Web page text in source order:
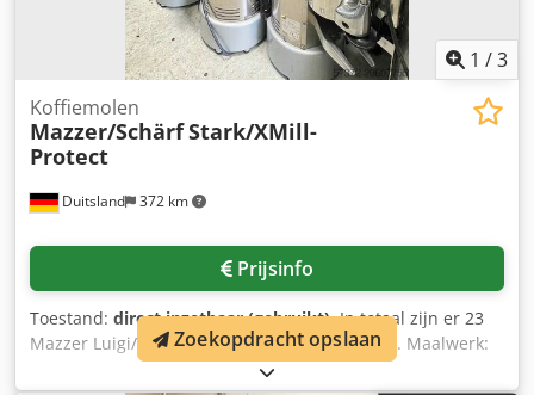
1 /3
Duitsland 372 km
Koffiemolen
Mazzer/SchärfStark/XMill-
Protect
Prijsinfo
Toestand: direct inzetbaar (gebruikt), In totaal zijn er 23
Mazzer Luigi/Schärf koffiemolens beschikbaar. Maalwerk:
conisch, maalschijfdiameter: 71 mm, motorvermogen: 900
Zoekopdracht opslaan